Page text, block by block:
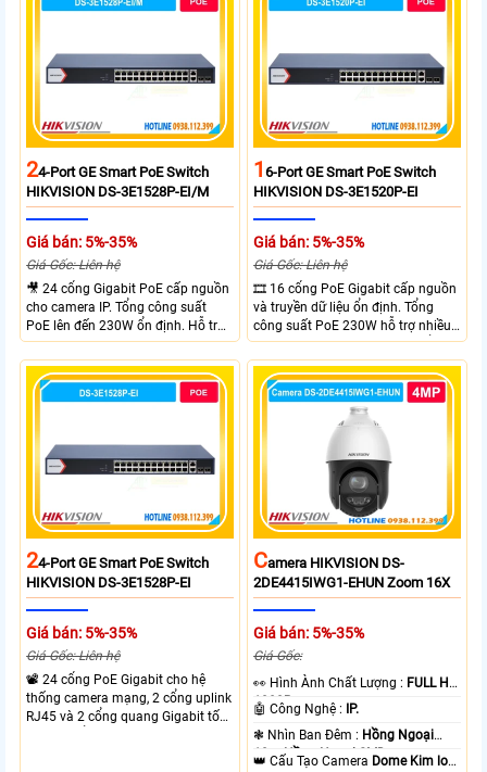
xa tối đa lên đến 300 mét.
24-Port GE Smart PoE Switch
HIKVISION DS-3E1528P-EI/M
Giá bán: 5%-35%
Giá Gốc: Liên hệ
🎥 24 cổng Gigabit PoE cấp nguồn
cho camera IP. Tổng công suất
PoE lên đến 230W ổn định. Hỗ trợ
truyền PoE xa đến 300 mét. Băng
thông chuyển mạch đạt 68 Gbps
mạnh mẽ.
16-Port GE Smart PoE Switch
HIKVISION DS-3E1520P-EI
Giá bán: 5%-35%
Giá Gốc: Liên hệ
🎞 16 cổng PoE Gigabit cấp nguồn
và truyền dữ liệu ổn định. Tổng
công suất PoE 230W hỗ trợ nhiều
thiết bị cùng lúc. Tốc độ chuyển
mạch 68Gbps đảm bảo hiệu suất
cao ổn định. Hỗ trợ truyền PoE xa
lên đến 300m cho hệ thống
24-Port GE Smart PoE Switch
HIKVISION DS-3E1528P-EI
Giá bán: 5%-35%
Giá Gốc: Liên hệ
📽 24 cổng PoE Gigabit cho hệ
thống camera mạng, 2 cổng uplink
RJ45 và 2 cổng quang Gigabit tốc
CAmera HIKVISION DS-
2DE4415IWG1-EHUN Zoom 16X
Giá bán: 5%-35%
Giá Gốc:
️👀 Hình Ành Chất Lượng : FULL HD
1080P .
🤖️ Công Nghệ : IP.
❃ Nhìn Ban Đêm : Hồng Ngoại
10m Hồng Ngoại SMD.
👑 Cấu Tạo Camera Dome Kim loại